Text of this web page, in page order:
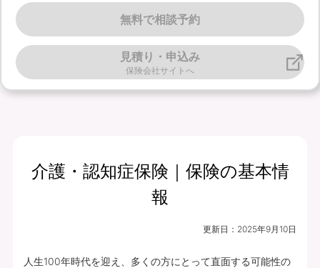
無料で相談予約
見積り・申込み
保険会社サイトへ
介護・認知症保険｜保険の基本情
報
更新日： 2025年9月10日
人生100年時代を迎え、多くの方にとって直面する可能性の